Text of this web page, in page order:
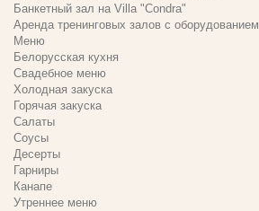
Банкетный зал на Villa "Condra"
Аренда тренинговых залов с оборудованием
Меню
Белорусская кухня
Свадебное меню
Холодная закуска
Горячая закуска
Салаты
Соусы
Десерты
Гарниры
Канапе
Утреннее меню